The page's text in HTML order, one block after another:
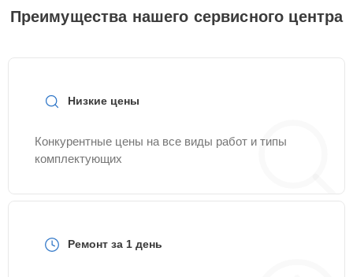
Преимущества нашего сервисного центра
Низкие цены
Конкурентные цены на все виды работ и типы
комплектующих
Ремонт за 1 день